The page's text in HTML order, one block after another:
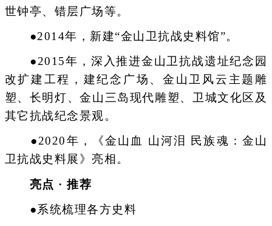
世钟亭、错层广场等。
●2014年，新建“金山卫抗战史料馆”。
●2015年，深入推进金山卫抗战遗址纪念园
改扩建工程，建纪念广场、金山卫风云主题雕
塑、长明灯、金山三岛现代雕塑、卫城文化区及
其它抗战纪念景观。
●2020年，《金山血 山河泪 民族魂：金山
卫抗战史料展》亮相。
亮点 · 推荐
●系统梳理各方史料